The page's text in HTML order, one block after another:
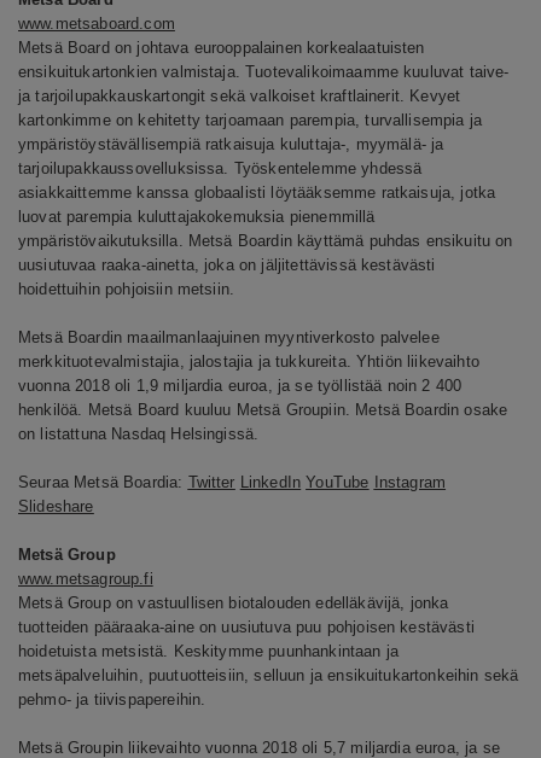
www.metsaboard.com
Metsä Board on johtava eurooppalainen korkealaatuisten
ensikuitukartonkien valmistaja. Tuotevalikoimaamme kuuluvat taive-
ja tarjoilupakkauskartongit sekä valkoiset kraftlainerit. Kevyet
kartonkimme on kehitetty tarjoamaan parempia, turvallisempia ja
ympäristöystävällisempiä ratkaisuja kuluttaja-, myymälä- ja
tarjoilupakkaussovelluksissa. Työskentelemme yhdessä
asiakkaittemme kanssa globaalisti löytääksemme ratkaisuja, jotka
luovat parempia kuluttajakokemuksia pienemmillä
ympäristövaikutuksilla. Metsä Boardin käyttämä puhdas ensikuitu on
uusiutuvaa raaka-ainetta, joka on jäljitettävissä kestävästi
hoidettuihin pohjoisiin metsiin.
Metsä Boardin maailmanlaajuinen myyntiverkosto palvelee
merkkituotevalmistajia, jalostajia ja tukkureita. Yhtiön liikevaihto
vuonna 2018 oli 1,9 miljardia euroa, ja se työllistää noin 2 400
henkilöä. Metsä Board kuuluu Metsä Groupiin. Metsä Boardin osake
on listattuna Nasdaq Helsingissä.
Seuraa Metsä Boardia: Twitter LinkedIn YouTube
Instagram
Slideshare
Metsä Group
www.metsagroup.fi
Metsä Group on vastuullisen biotalouden edelläkävijä, jonka
tuotteiden pääraaka-aine on uusiutuva puu pohjoisen kestävästi
hoidetuista metsistä. Keskitymme puunhankintaan ja
metsäpalveluihin, puutuotteisiin, selluun ja ensikuitukartonkeihin sekä
pehmo- ja tiivispapereihin.
Metsä Groupin liikevaihto vuonna 2018 oli 5,7 miljardia euroa, ja se